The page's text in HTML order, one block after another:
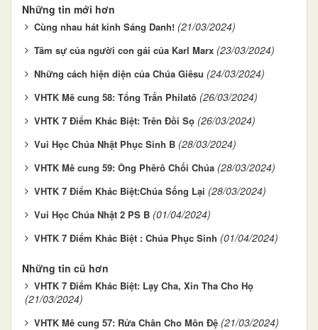
Những tin mới hơn
Cùng nhau hát kinh Sáng Danh! (21/03/2024)
Tâm sự của người con gái của Karl Marx (23/03/2024)
Những cách hiện diện của Chúa Giêsu (24/03/2024)
VHTK Mê cung 58: Tổng Trấn Philatô (26/03/2024)
VHTK 7 Điểm Khác Biệt: Trên Đồi Sọ (26/03/2024)
Vui Học Chúa Nhật Phục Sinh B (28/03/2024)
VHTK Mê cung 59: Ông Phêrô Chối Chúa (28/03/2024)
VHTK 7 Điểm Khác Biệt:Chúa Sống Lại (28/03/2024)
Vui Học Chúa Nhật 2 PS B (01/04/2024)
VHTK 7 Điểm Khác Biệt : Chúa Phục Sinh (01/04/2024)
Những tin cũ hơn
VHTK 7 Điểm Khác Biệt: Lạy Cha, Xin Tha Cho Họ
(21/03/2024)
VHTK Mê cung 57: Rửa Chân Cho Môn Đệ (21/03/2024)